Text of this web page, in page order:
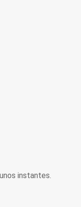
instantes.